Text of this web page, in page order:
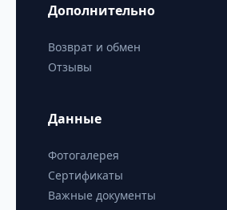
Дополнительно
Возврат и обмен
Отзывы
Данные
Фотогалерея
Сертификаты
Важные документы